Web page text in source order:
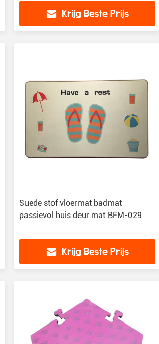
Krijg Beste Prijs
Suede stof vloermat badmat
passievol huis deur mat BFM-029
Krijg Beste Prijs